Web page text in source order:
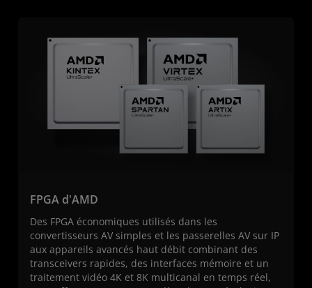
FPGA d'AMD
Des FPGA économiques utilisés dans les
convertisseurs AV simples et les passerelles AV sur IP
aux appareils avancés haut débit combinant des
transceivers rapides, des interfaces mémoire et un
traitement vidéo 4K et 8K multicanal en temps réel,